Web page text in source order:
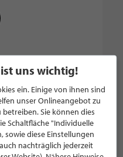
Kupp
uns wichtig!
ein. Einige von ihnen sind
unser Onlineangebot zu
Sie können dies
Schaltfläche "Individuelle
sowie diese Einstellungen
nachträglich jederzeit